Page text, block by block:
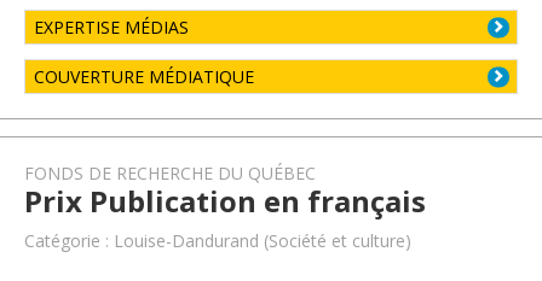
EXPERTISE MÉDIAS
COUVERTURE MÉDIATIQUE
FONDS DE RECHERCHE DU QUÉBEC
Prix Publication en français
Catégorie : Louise-Dandurand (Société et culture)